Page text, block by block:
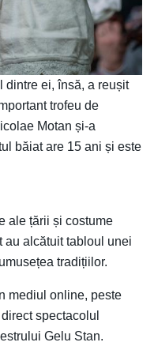
dintre ei, însă, a reușit
trofeu de
Motan și-a
băiat are 15 ani și este
ale țării și costume
au alcătuit tabloul unei
tradițiilor.
mediul online, peste
spectacolul
Gelu Stan.